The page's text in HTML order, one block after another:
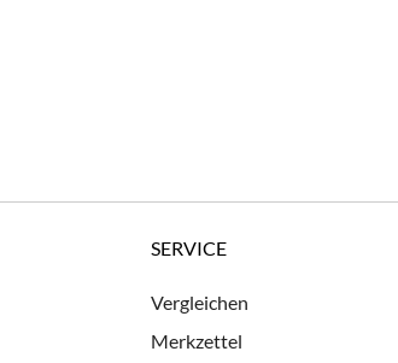
SERVICE
Vergleichen
Merkzettel